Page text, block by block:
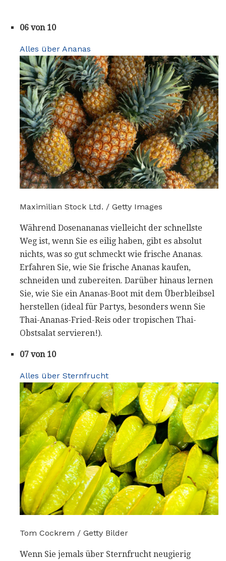
06 von 10
Alles über Ananas
Maximilian Stock Ltd. / Getty Images
Während Dosenananas vielleicht der schnellste
Weg ist, wenn Sie es eilig haben, gibt es absolut
nichts, was so gut schmeckt wie frische Ananas.
Erfahren Sie, wie Sie frische Ananas kaufen,
schneiden und zubereiten. Darüber hinaus lernen
Sie, wie Sie ein Ananas-Boot mit dem Überbleibsel
herstellen (ideal für Partys, besonders wenn Sie
Thai-Ananas-Fried-Reis oder tropischen Thai-
Obstsalat servieren!).
07 von 10
Alles über Sternfrucht
Tom Cockrem / Getty Bilder
Wenn Sie jemals über Sternfrucht neugierig